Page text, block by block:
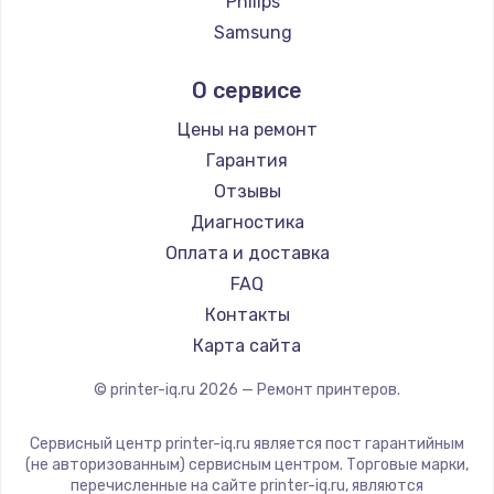
2500 руб.
Замена электроконфорки
1300 руб.
Заказать
Техобслуживание
900 руб.
Заказать
Установка / подключение / демонтаж
1300 руб.
Прошивка
Samsung
Lexmark
Sharp
TSC
Fujitsu
Godex
О сервисе
Цены на ремонт
Гарантия
Отзывы
Диагностика
Оплата и доставка
FAQ
Контакты
Карта сайта
© printer-iq.ru 2026 — Ремонт принтеров.
Сервисный центр printer-iq.ru является пост гарантийным
(не авторизованным) сервисным центром. Торговые марки,
перечисленные на сайте printer-iq.ru, являются